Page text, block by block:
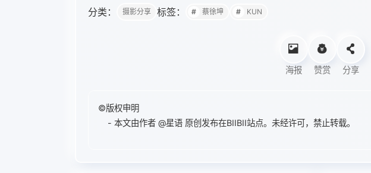
分类： 摄影分享 标签： 蔡徐坤 KUN
海报 赞赏 分享
©版权申明
- 本文由作者 @星语 原创发布在BIIBII站点。未经许可，禁止转载。